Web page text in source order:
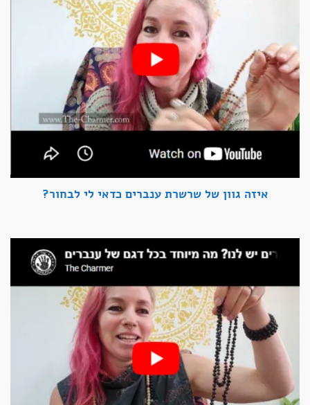
איזה גוון של שרשרת ענברים כדאי לי לבחור?